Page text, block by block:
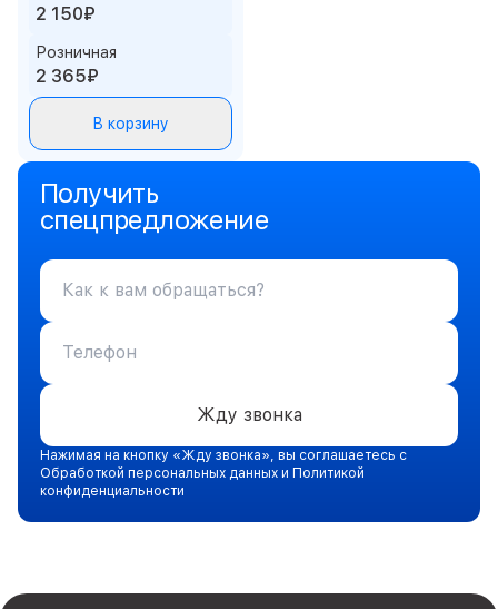
2 150₽
Розничная
2 365₽
В корзину
Получить
спецпредложение
Жду звонка
Нажимая на кнопку «Жду звонка», вы соглашаетесь с
Обработкой персональных данных и Политикой
конфиденциальности